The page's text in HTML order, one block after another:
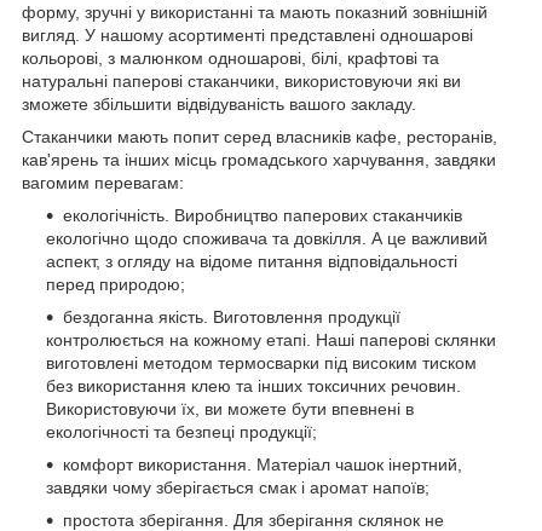
форму, зручні у використанні та мають показний зовнішній
вигляд. У нашому асортименті представлені одношарові
кольорові, з малюнком одношарові, білі, крафтові та
натуральні паперові стаканчики, використовуючи які ви
зможете збільшити відвідуваність вашого закладу.
Стаканчики мають попит серед власників кафе, ресторанів,
кав'ярень та інших місць громадського харчування, завдяки
вагомим перевагам:
екологічність. Виробництво паперових стаканчиків
екологічно щодо споживача та довкілля. А це важливий
аспект, з огляду на відоме питання відповідальності
перед природою;
бездоганна якість. Виготовлення продукції
контролюється на кожному етапі. Наші паперові склянки
виготовлені методом термосварки під високим тиском
без використання клею та інших токсичних речовин.
Використовуючи їх, ви можете бути впевнені в
екологічності та безпеці продукції;
комфорт використання. Матеріал чашок інертний,
завдяки чому зберігається смак і аромат напоїв;
простота зберігання. Для зберігання склянок не